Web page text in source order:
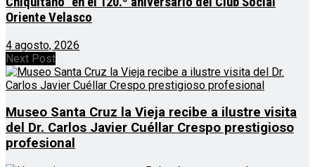
Oriente Velasco
4 agosto, 2026
Next Post
Museo Santa Cruz la Vieja recibe a ilustre visita
del Dr. Carlos Javier Cuéllar Crespo prestigioso
profesional